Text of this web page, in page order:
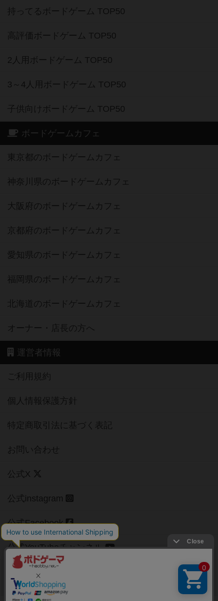
持ってるボードゲーム TOP50
高評価ボードゲーム TOP50
2人用ボードゲーム TOP50
3～4人用ボードゲーム TOP50
子供向けボードゲーム TOP50
ボードゲームカフェ
東京都のボードゲームカフェ
神奈川県のボードゲームカフェ
大阪府のボードゲームカフェ
京都府のボードゲームカフェ
愛知県のボードゲームカフェ
福岡県のボードゲームカフェ
北海道のボードゲームカフェ
オーナー・店長の方へ
運営者情報
ご利用規約
個人情報保護方針
特定商取引法に基づく表記
お問い合わせ
公式X
公式instagram
公式Facebook
公式YouTubeチャンネル